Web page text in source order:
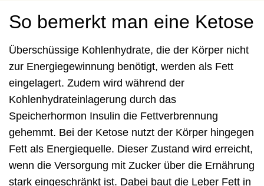
So bemerkt man eine Ketose
Überschüssige Kohlenhydrate, die der Körper nicht
zur Energiegewinnung benötigt, werden als Fett
eingelagert. Zudem wird während der
Kohlenhydrateinlagerung durch das
Speicherhormon Insulin die Fettverbrennung
gehemmt. Bei der Ketose nutzt der Körper hingegen
Fett als Energiequelle. Dieser Zustand wird erreicht,
wenn die Versorgung mit Zucker über die Ernährung
stark eingeschränkt ist. Dabei baut die Leber Fett in